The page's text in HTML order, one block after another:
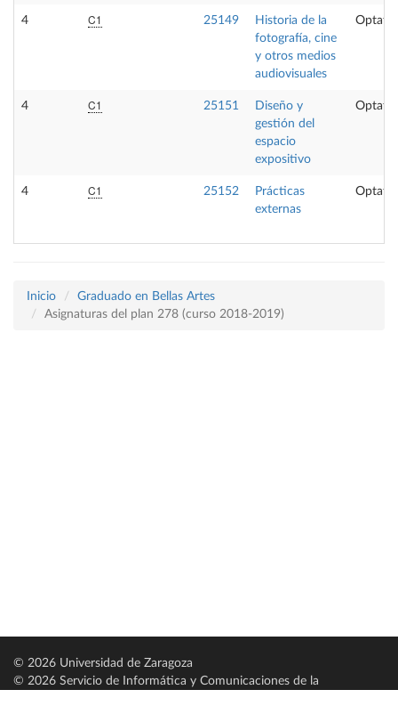
4 C1 25149
Historia de la
fotografía, cine
y otros medios
audiovisuales
4 C1 25151
Diseño y
gestión del
espacio
expositivo
4 C1 25152
Prácticas
externas
Inicio
Graduado en Bellas Artes
Asignaturas del plan 278 (curso 2018-2019)
© 2026 Universidad de Zaragoza
© 2026 Servicio de Informática y Comunicaciones de la